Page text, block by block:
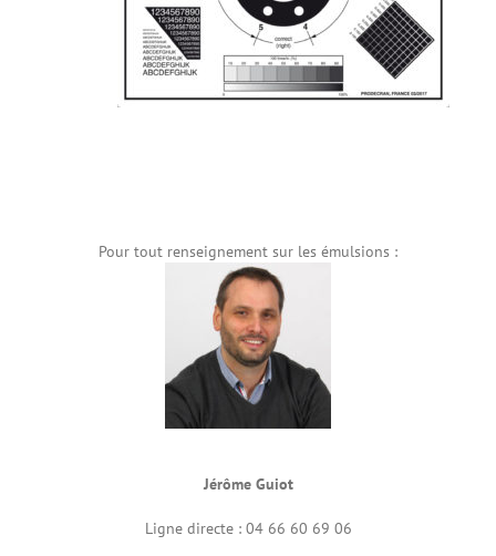
Pour tout renseignement sur les émulsions :
Jérôme Guiot
Ligne directe : 04 66 60 69 06